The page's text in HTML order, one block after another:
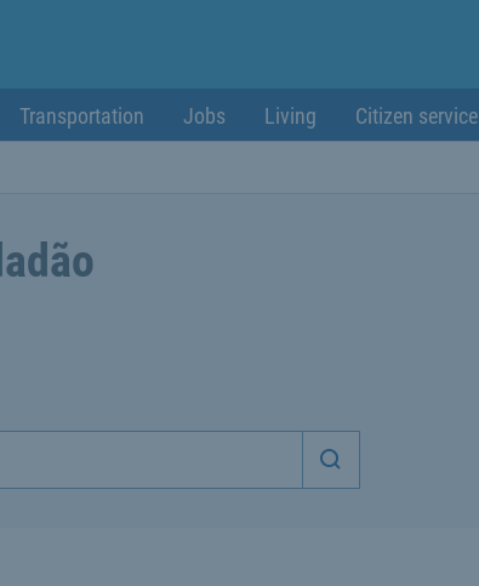
Transportation Jobs Living Citizen service
Iniciar pesquisa